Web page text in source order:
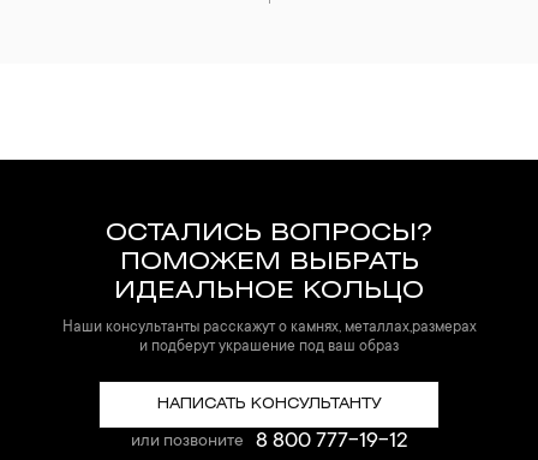
ОСТАЛИСЬ ВОПРОСЫ?
ПОМОЖЕМ ВЫБРАТЬ
ИДЕАЛЬНОЕ КОЛЬЦО
Наши консультанты расскажут о камнях, металлах,размерах
и подберут украшение под ваш образ
НАПИСАТЬ КОНСУЛЬТАНТУ
или позвоните 8 800 777-19-12